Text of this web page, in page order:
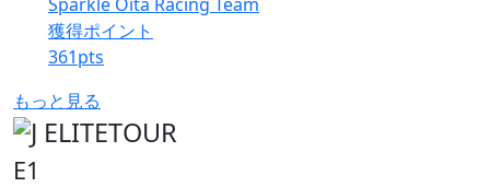
獲得ポイント
361pts
もっと見る
E1